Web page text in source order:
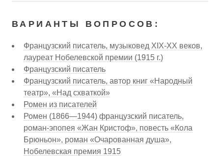
ВАРИАНТЫ ВОПРОСОВ:
Французский писатель, музыковед XIX-XX веков,
лауреат Нобелевской премии (1915 г.)
Французский писатель
Французский писатель, автор книг «Народный
театр», «Над схваткой»
Ромен из писателей
Ромен (1866—1944) французский писатель,
роман-эпопея «Жан Кристоф», повесть «Кола
Брюньон», роман «Очарованная душа»,
Нобелевская премия 1915